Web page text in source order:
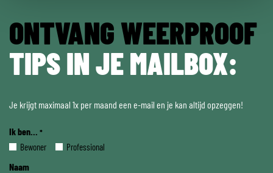
ONTVANG WEERPROOF
TIPS IN JE MAILBOX:
Je krijgt maximaal 1x per maand een e-mail en je kan altijd opzeggen!
Ik ben... *
Bewoner Professional
Naam